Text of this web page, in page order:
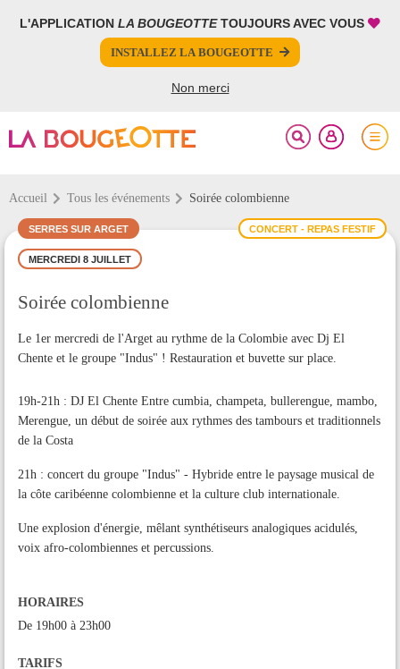
L'APPLICATION LA BOUGEOTTETOUJOURS AVEC VOUS
INSTALLEZ LA BOUGEOTTE
Non merci
Accueil Tous les événements Soirée colombienne
CONCERT - REPAS FESTIF
SERRES SUR ARGET
MERCREDI 8 JUILLET
Soirée colombienne
Le 1er mercredi de l'Arget au rythme de la Colombie avec Dj El
Chente et le groupe "Indus" ! Restauration et buvette sur place.
19h-21h : DJ El Chente Entre cumbia, champeta, bullerengue, mambo,
Merengue, un début de soirée aux rythmes des tambours et traditionnels
de la Costa
21h : concert du groupe "Indus" - Hybride entre le paysage musical de
la côte caribéenne colombienne et la culture club internationale.
Une explosion d'énergie, mêlant synthétiseurs analogiques acidulés,
voix afro-colombiennes et percussions.
HORAIRES
De 19h00 à 23h00
TARIFS
FERMER
PARTAGER
FERMER
Votre inscription à la newsletter a été effectuée.